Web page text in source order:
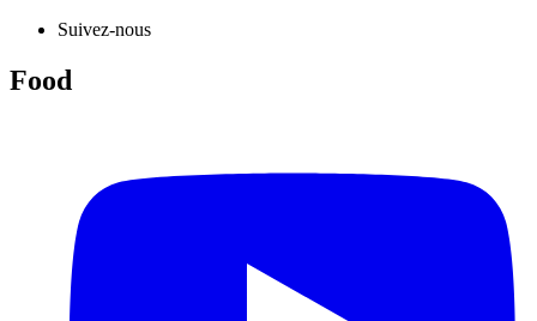
Suivez-nous
Food